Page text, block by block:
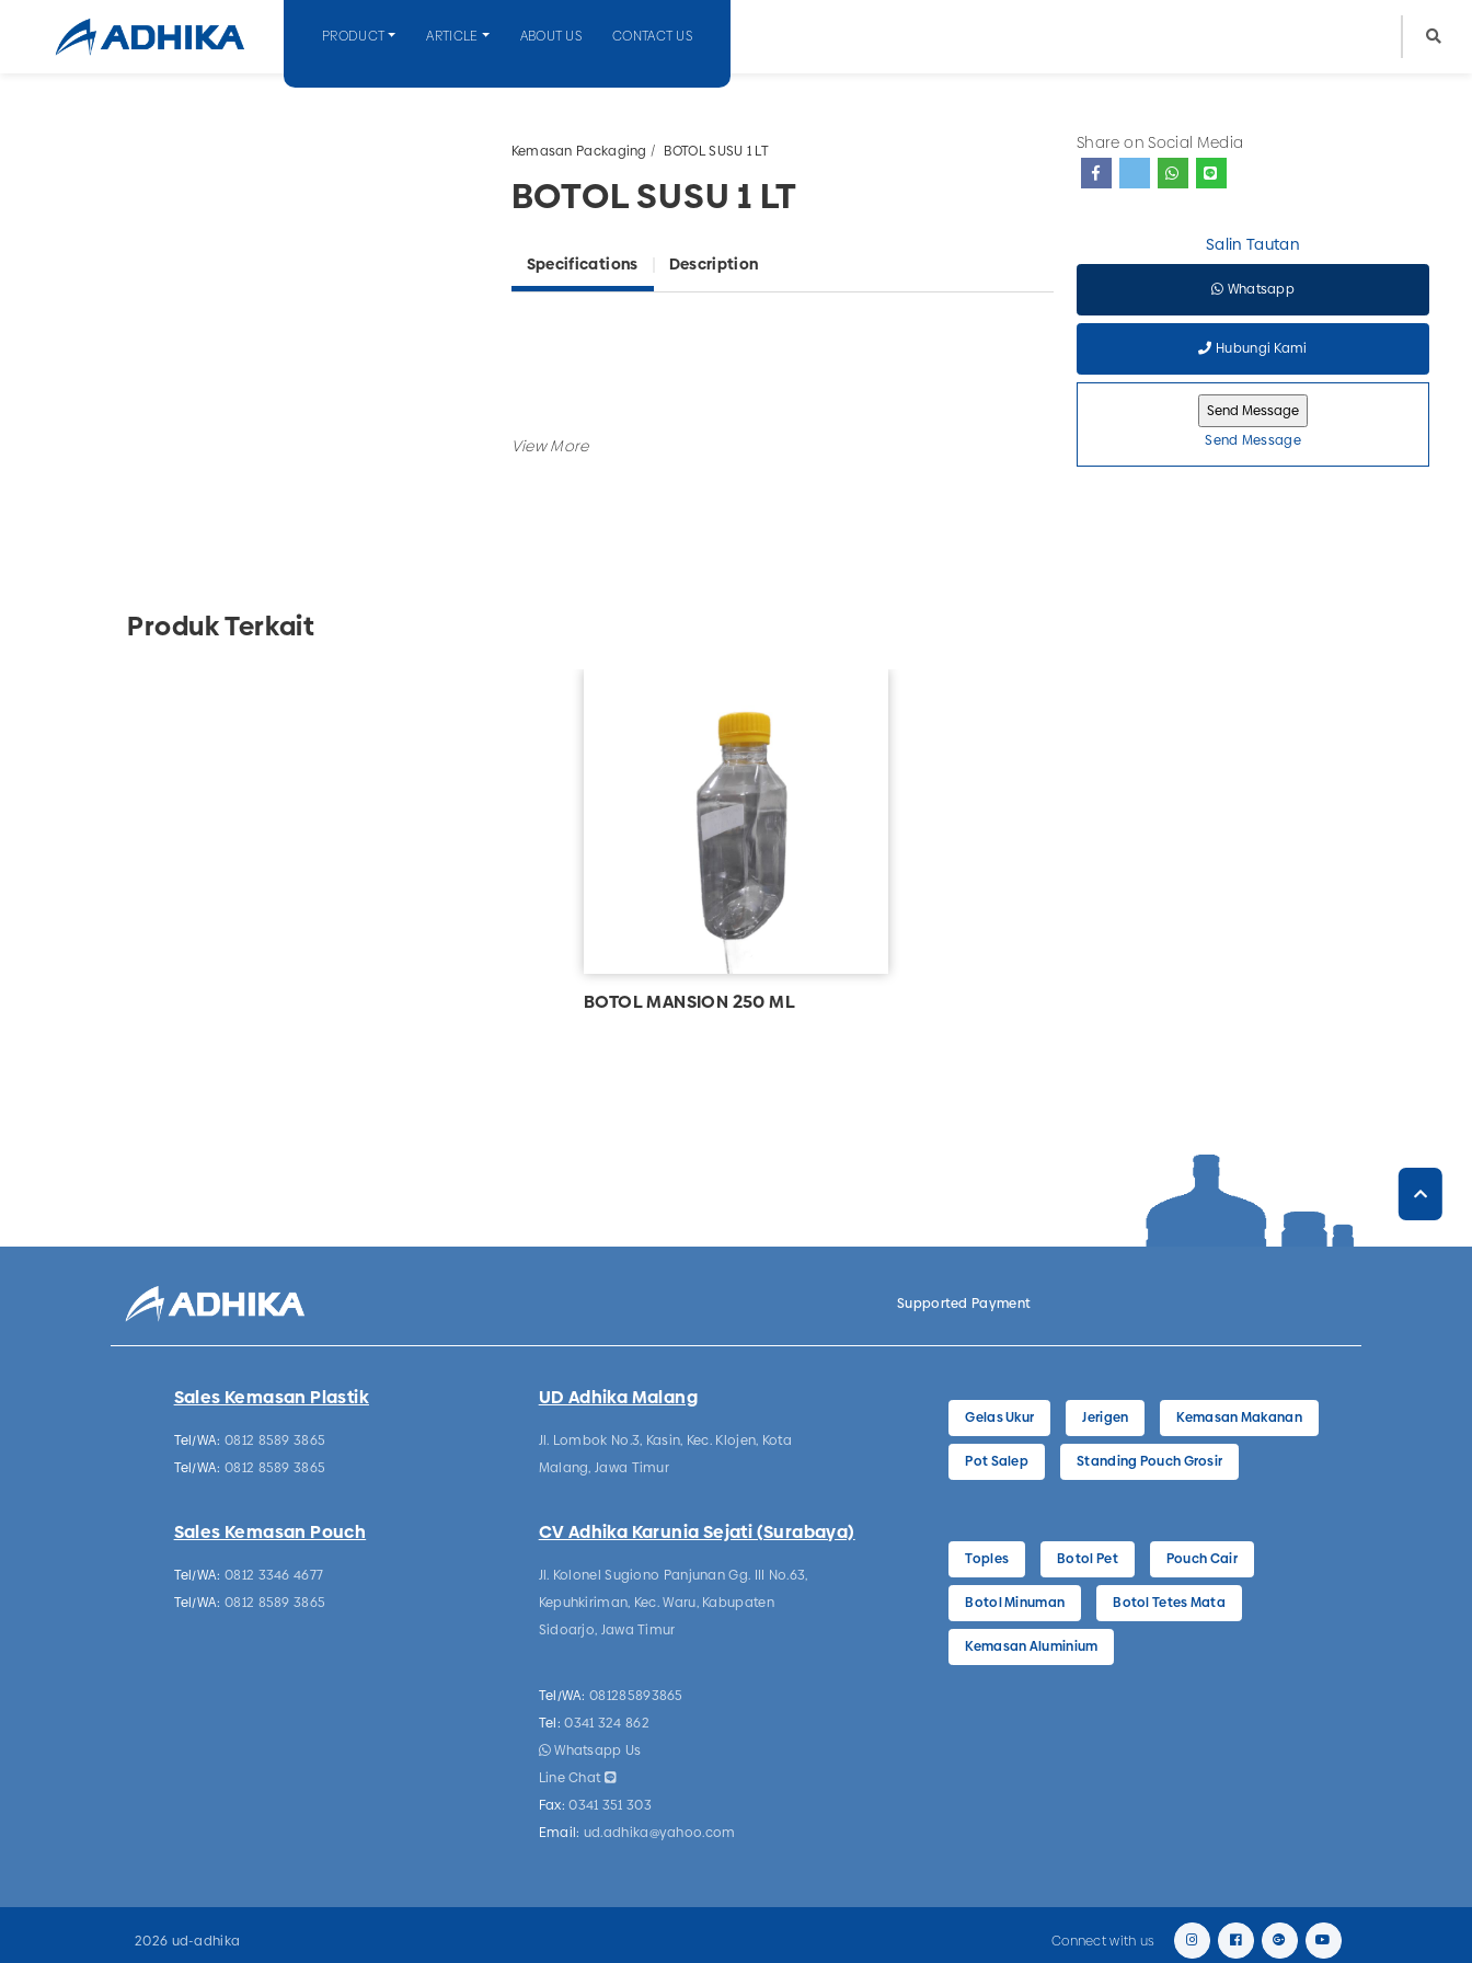
PRODUCT ARTICLE ABOUT US CONTACT US
Kemasan Packaging BOTOL SUSU 1 LT
BOTOL SUSU 1 LT
Specifications Description
Share on Social Media
Salin Tautan
Whatsapp
Hubungi Kami
Send Message
Produk Terkait
BOTOL MANSION 250 ML
Supported Payment
Sales Kemasan Plastik
Tel/WA: 0812 8589 3865
Tel/WA: 0812 8589 3865
Sales Kemasan Pouch
Tel/WA: 0812 3346 4677
Tel/WA: 0812 8589 3865
UD Adhika Malang
Jl. Lombok No.3, Kasin, Kec. Klojen, Kota
Malang, Jawa Timur
CV Adhika Karunia Sejati (Surabaya)
Jl. Kolonel Sugiono Panjunan Gg. III No.63,
Kepuhkiriman, Kec. Waru, Kabupaten
Sidoarjo, Jawa Timur
Tel/WA: 081285893865
Tel: 0341 324 862
Whatsapp Us
Line Chat
Fax: 0341 351 303
Email: ud.adhika@yahoo.com
Gelas Ukur Jerigen Kemasan Makanan
Pot Salep Standing Pouch Grosir
Toples Botol Pet Pouch Cair
Botol Minuman Botol Tetes Mata
Kemasan Aluminium
2026 ud-adhika Connect with us